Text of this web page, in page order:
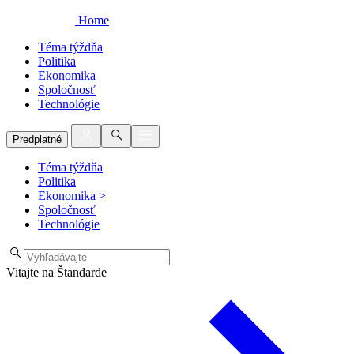
Home
Téma týždňa
Politika
Ekonomika
Spoločnosť
Technológie
Predplatné
Téma týždňa
Politika
Ekonomika >
Spoločnosť
Technológie
Vitajte na Štandarde